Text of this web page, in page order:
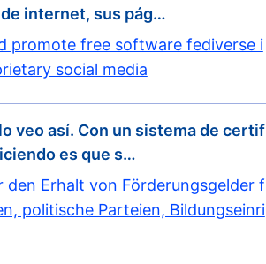
internet, sus pág…
promote free software fediverse i
social media
veo así. Con un sistema de certif
es que s…
Erhalt von Förderungsgelder f
politische Parteien, Bildungseinri